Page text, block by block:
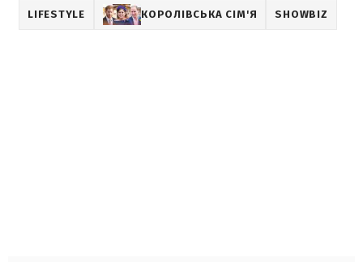
LIFESTYLE КОРОЛІВСЬКА СІМ'Я SHOWBIZ